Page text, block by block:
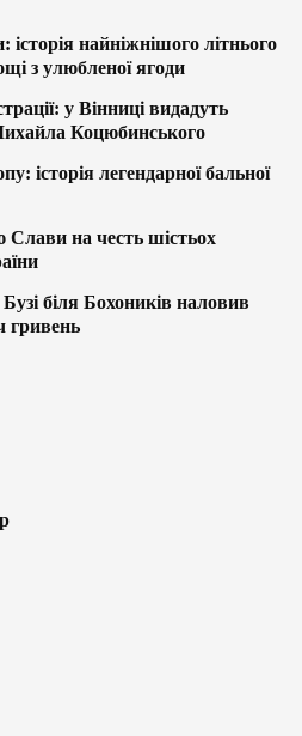
найніжнішого літнього
з улюбленої ягоди
у Вінниці видадуть
Коцюбинського
історія легендарної бальної
Слави на честь шістьох
біля Бохоників наловив
гривень